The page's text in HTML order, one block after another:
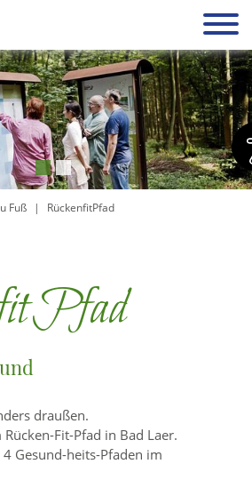
Fuß RückenfitPfad
draußen.
Fit-Pfad in Bad Laer.
Gesund-heits-Pfaden im